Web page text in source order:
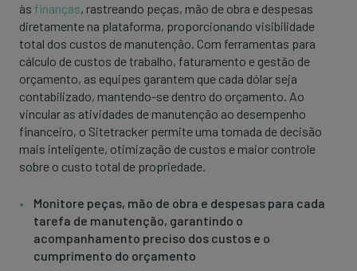
às finanças, rastreando peças, mão de obra e despesas
diretamente na plataforma, proporcionando visibilidade
total dos custos de manutenção. Com ferramentas para
cálculo de custos de trabalho, faturamento e gestão de
orçamento, as equipes garantem que cada dólar seja
contabilizado, mantendo-se dentro do orçamento. Ao
vincular as atividades de manutenção ao desempenho
financeiro, o Sitetracker permite uma tomada de decisão
mais inteligente, otimização de custos e maior controle
sobre o custo total de propriedade.
Monitore peças, mão de obra e despesas para cada
tarefa de manutenção, garantindo o
acompanhamento preciso dos custos e o
cumprimento do orçamento